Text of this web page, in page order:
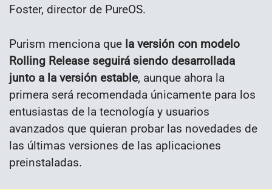
Foster, director de PureOS.
Purism menciona que la versión con modelo
Rolling Release seguirá siendo desarrollada
junto a la versión estable, aunque ahora la
primera será recomendada únicamente para los
entusiastas de la tecnología y usuarios
avanzados que quieran probar las novedades de
las últimas versiones de las aplicaciones
preinstaladas.